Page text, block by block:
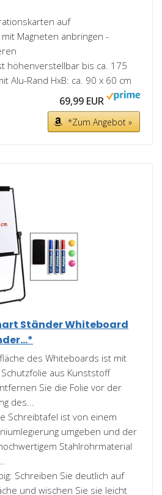
auf
Magneten anbringen -
höhenverstellbar bis ca. 175
Alu-Rand HxB: ca. 90 x 60 cm
69,99 EUR
*Zum Angebot »
Ständer Whiteboard
des Whiteboards ist mit
aus Kunststoff
Sie die Folie vor der
des...
Schreibtafel ist von einem
umgeben und der
Stahlrohrmaterial
Schreiben Sie deutlich auf
und wischen Sie sie leicht